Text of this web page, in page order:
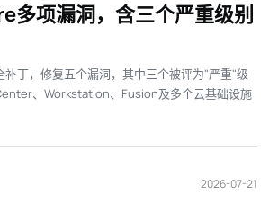
项漏洞，含三个严重级别
丁，修复五个漏洞，其中三个被评为"严重"级
、Workstation、Fusion及多个云基础设施
2026-07-21